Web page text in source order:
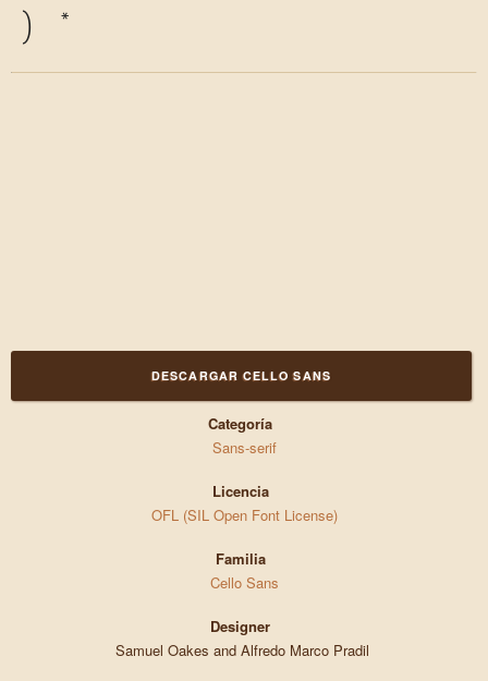
)
*
DESCARGAR CELLO SANS
Categoría
Sans-serif
Licencia
OFL (SIL Open Font License)
Familia
Cello Sans
Designer
Samuel Oakes and Alfredo Marco Pradil